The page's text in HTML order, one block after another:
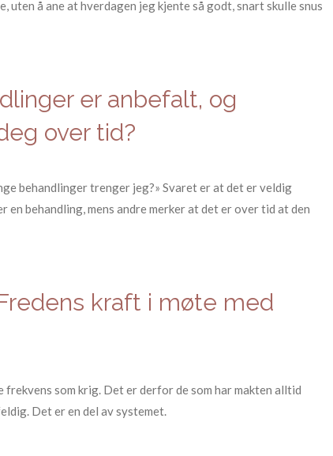
uten å ane at hverdagen jeg kjente så godt, snart skulle snus
er anbefalt, og
over tid?
behandlinger trenger jeg?» Svaret er at det er veldig
behandling, mens andre merker at det er over tid at den
kraft i møte med
som krig. Det er derfor de som har makten alltid
Det er en del av systemet.